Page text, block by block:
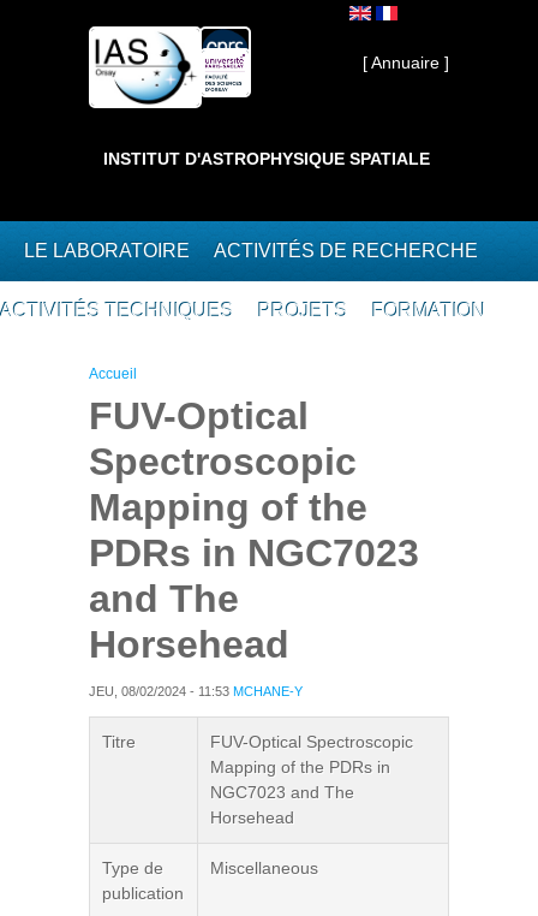
Interne ]
[ Annuaire ]
INSTITUT D'ASTROPHYSIQUE SPATIALE
LE LABORATOIRE ACTIVITÉS DE RECHERCHE
ACTIVITÉS TECHNIQUES PROJETS FORMATION
Vous êtes ici
Accueil
FUV-Optical
Spectroscopic
Mapping of the
PDRs in NGC7023
and The
Horsehead
JEU, 08/02/2024 - 11:53 MCHANE-Y
Titre
FUV-Optical Spectroscopic
Mapping of the PDRs in
NGC7023 and The
Horsehead
Type de
publication
Miscellaneous